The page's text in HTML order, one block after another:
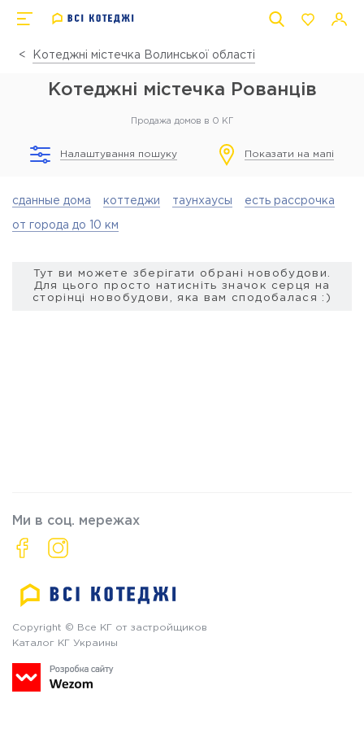
Котеджні містечка Волинської області
Котеджні містечка Рованців
Продажа домов в 0 КГ
Налаштування пошуку Показати на мапі
сданные дома коттеджи таунхаусы есть рассрочка
от города до 10 км
Тут ви можете зберігати обрані новобудови.
Для цього просто натисніть значок серця на
сторінці новобудови, яка вам сподобалася :)
Ми в соц. мережах
Copyright © Все КГ от застройщиков
Каталог КГ Украины